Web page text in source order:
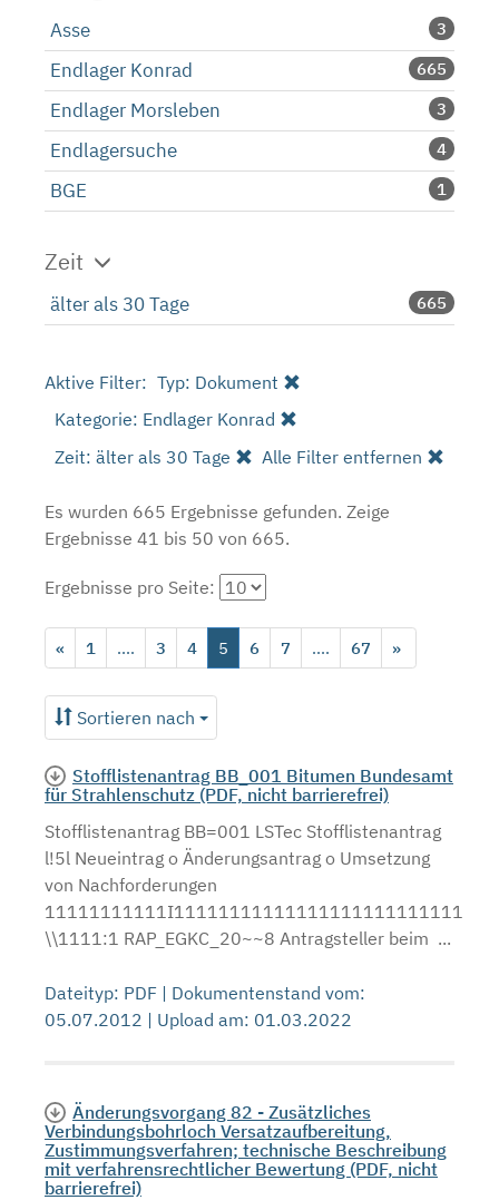
Asse 3
Endlager Konrad 665
Endlager Morsleben 3
Endlagersuche 4
BGE 1
Zeit
älter als 30 Tage 665
Aktive Filter: Typ: Dokument
Kategorie: Endlager Konrad
Zeit: älter als 30 Tage
Alle Filter entfernen
Es wurden 665 Ergebnisse gefunden. Zeige
Ergebnisse 41 bis 50 von 665.
Ergebnisse pro Seite:
« 1 .... 3 4 5 6 7 .... 67 »
Sortieren nach
Stofflistenantrag BB_001 Bitumen Bundesamt
für Strahlenschutz (PDF, nicht barrierefrei)
Stofflistenantrag BB=001 LSTec Stofflistenantrag
l!5l Neueintrag o Änderungsantrag o Umsetzung
von Nachforderungen
11111111111I11111111111111111111111111
\\1111:1 RAP_EGKC_20~~8 Antragsteller beim ...
Dateityp: PDF | Dokumentenstand vom:
05.07.2012 | Upload am: 01.03.2022
Änderungsvorgang 82 - Zusätzliches
Verbindungsbohrloch Versatzaufbereitung,
Zustimmungsverfahren; technische Beschreibung
mit verfahrensrechtlicher Bewertung (PDF, nicht
barrierefrei)